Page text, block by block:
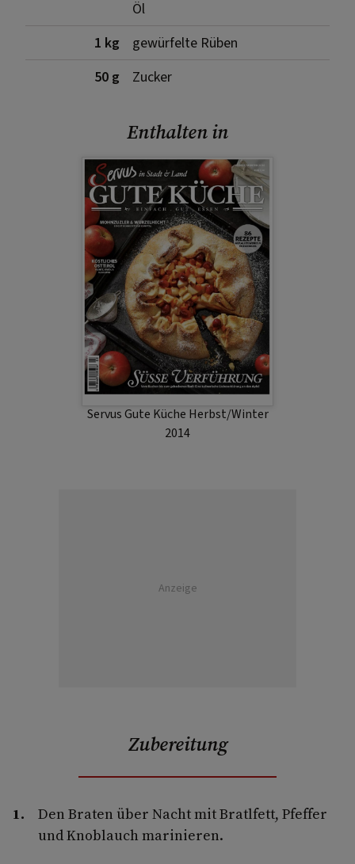
Öl
1 kg
gewürfelte Rüben
50 g
Zucker
Enthalten in
Servus Gute Küche Herbst/Winter
2014
Anzeige
Zubereitung
Den Braten über Nacht mit Bratlfett, Pfeffer
und Knoblauch marinieren.